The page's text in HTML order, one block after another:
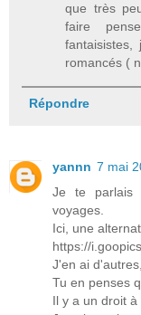
que très
faire
fantaisistes,
romancés (
Répondre
yannn 7 mai
Je te parlais
voyages.
Ici, une
https://
J'en ai
Tu en penses
Il y a un droit